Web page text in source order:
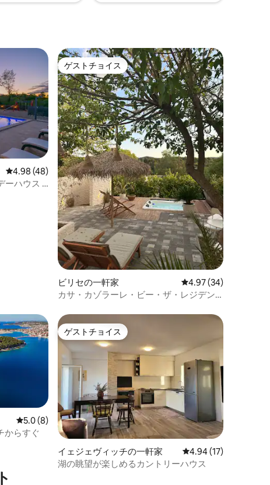
レビュー48件、5つ星中4.98つ星の平均評価
4.98 (48)
ーハウス -
ゲストチョイス
ゲストチョイス
ビリセの一軒家 レビュー34件、5つ星
4.97 (34)
カサ・カゾラーレ・ビー・ザ・レジデン
レビュー8件、5つ星中5.0つ星の平均評価
5.0 (8)
からすぐ
ゲストチョイス
ゲストチョイス
イェジェヴィッチの一軒家 レビュー17件、5つ
4.94 (17)
湖の眺望が楽しめるカントリーハウス